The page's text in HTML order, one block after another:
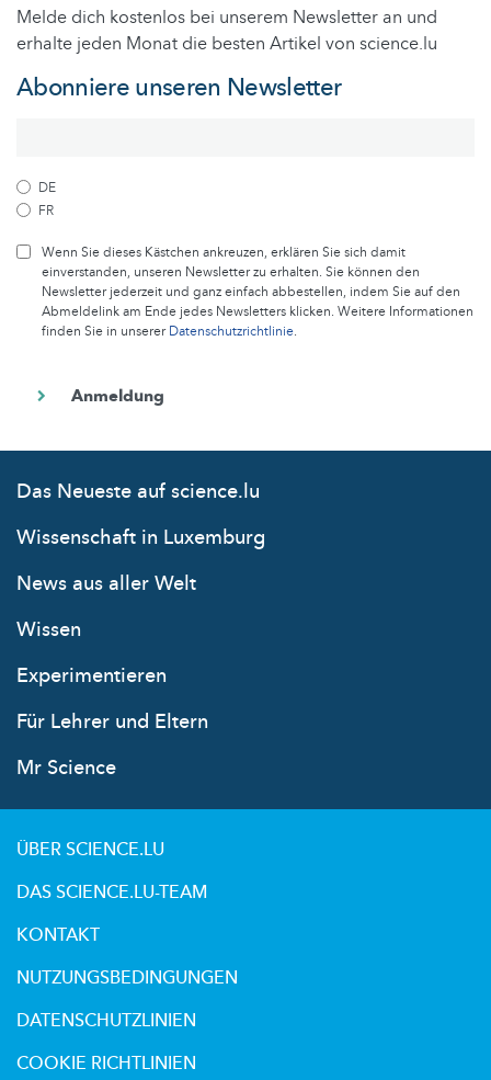
Melde dich kostenlos bei unserem Newsletter an und
erhalte jeden Monat die besten Artikel von science.lu
Abonniere unseren Newsletter
DE
FR
Wenn Sie dieses Kästchen ankreuzen, erklären Sie sich damit
einverstanden, unseren Newsletter zu erhalten. Sie können den
Newsletter jederzeit und ganz einfach abbestellen, indem Sie auf den
Abmeldelink am Ende jedes Newsletters klicken. Weitere Informationen
finden Sie in unsererDatenschutzrichtlinie.
Das Neueste auf science.lu
Wissenschaft in Luxemburg
News aus aller Welt
Wissen
Experimentieren
Für Lehrer und Eltern
Mr Science
ÜBER SCIENCE.LU
DAS SCIENCE.LU-TEAM
KONTAKT
NUTZUNGSBEDINGUNGEN
DATENSCHUTZLINIEN
COOKIE RICHTLINIEN